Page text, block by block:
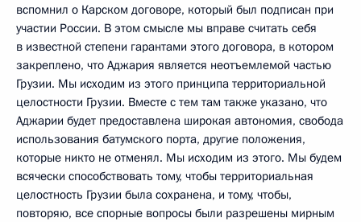
вспомнил о Карском договоре, который был подписан при
участии России. В этом смысле мы вправе считать себя
в известной степени гарантами этого договора, в котором
закреплено, что Аджария является неотъемлемой частью
Грузии. Мы исходим из этого принципа территориальной
целостности Грузии. Вместе с тем там также указано, что
Аджарии будет предоставлена широкая автономия, свобода
использования батумского порта, другие положения,
которые никто не отменял. Мы исходим из этого. Мы будем
всячески способствовать тому, чтобы территориальная
целостность Грузии была сохранена, и тому, чтобы,
повторяю, все спорные вопросы были разрешены мирным